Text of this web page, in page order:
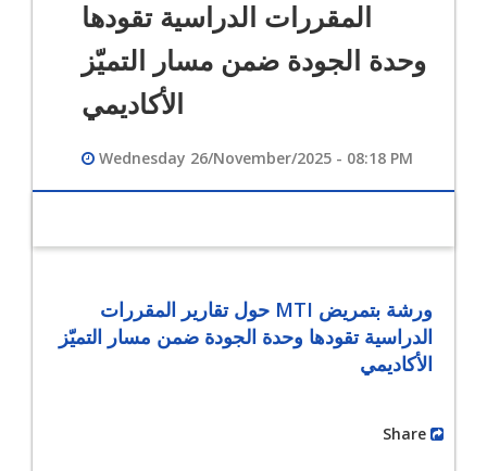
المقررات الدراسية تقودها
وحدة الجودة ضمن مسار التميّز
الأكاديمي
Wednesday 26/November/2025 - 08:18 PM
ورشة بتمريض MTI حول تقارير المقررات
الدراسية تقودها وحدة الجودة ضمن مسار التميّز
الأكاديمي